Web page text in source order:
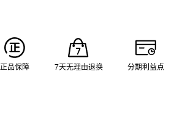
正品保障 7天无理由退换 分期利益点